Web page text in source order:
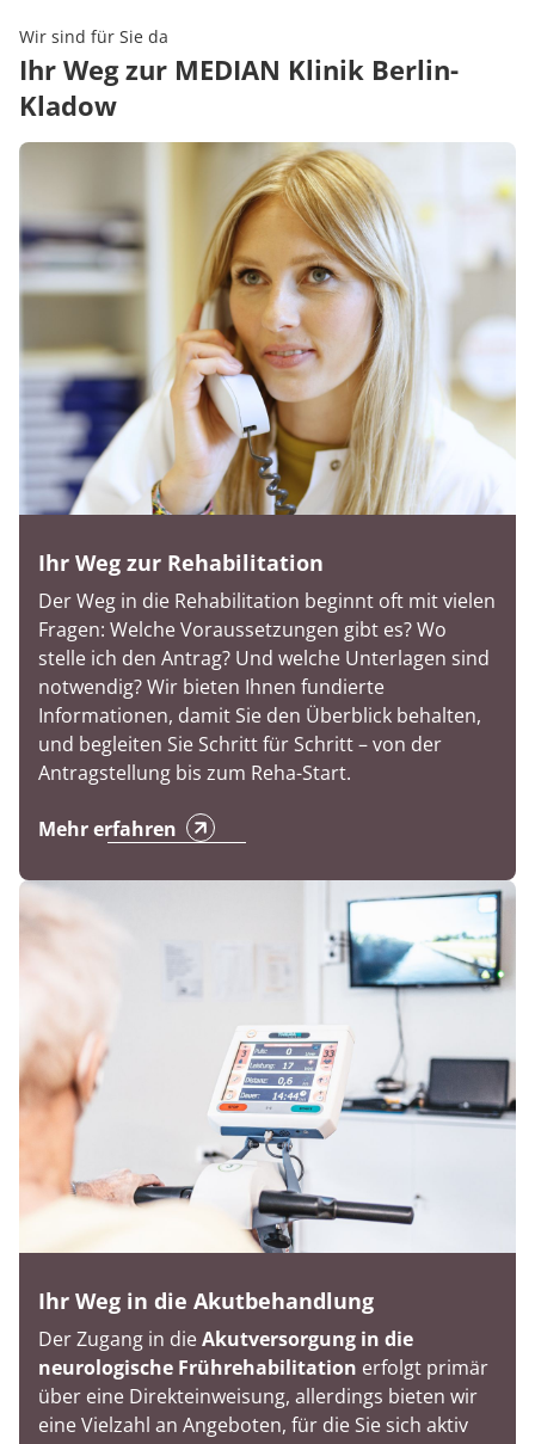
Wir sind für Sie da
Ihr Weg zur MEDIAN Klinik Berlin-
Kladow
Ihr Weg zur Rehabilitation
Der Weg in die Rehabilitation beginnt oft mit vielen
Fragen: Welche Voraussetzungen gibt es? Wo
stelle ich den Antrag? Und welche Unterlagen sind
notwendig? Wir bieten Ihnen fundierte
Informationen, damit Sie den Überblick behalten,
und begleiten Sie Schritt für Schritt – von der
Antragstellung bis zum Reha-Start.
Mehr erfahren
Ihr Weg in die Akutbehandlung
Der Zugang in dieAkutversorgung in die
neurologische Frührehabilitation erfolgt primär
über eine Direkteinweisung, allerdings bieten wir
eine Vielzahl an Angeboten, für die Sie sich aktiv